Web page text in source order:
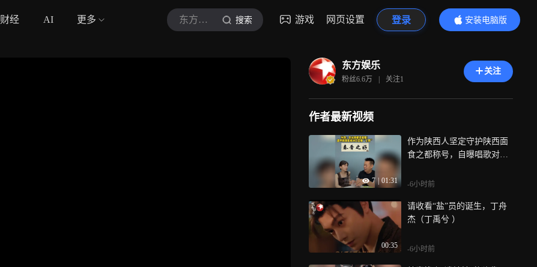
财经 AI 更多 东方娱乐 搜索 游戏 网页设置 登录
安装电脑版
内容更精彩
东方娱乐
粉丝6.6万 | 关注1
关注
作者最新视频
7 | 01:31
作为陕西人坚定守护陕西面
食之都称号，自曝唱歌对口
艺感太有魅力，欢乐效果直
-6小时前
00:35
请收看“盐”员的诞生，丁舟
杰（丁禹兮 ）
-6小时前